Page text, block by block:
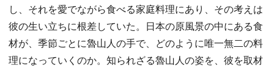
し、それを愛でながら食べる家庭料理にあり、その考えは
彼の生い立ちに根差していた。日本の原風景の中にある食
材が、季節ごとに魯山人の手で、どのように唯一無二の料
理になっていくのか。知られざる魯山人の姿を、彼を取材